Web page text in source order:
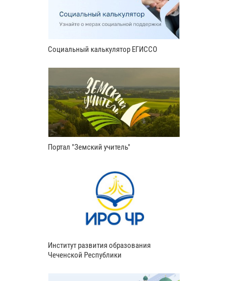
Социальный калькулятор ЕГИССО
Портал "Земский учитель"
Институт развития образования
Чеченской Республики